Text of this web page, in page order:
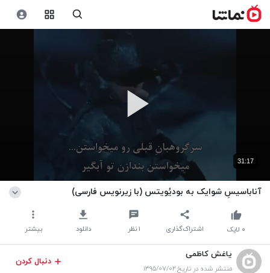
31:17
آناباسیسِ شوایک به بودیُویتس (با زیرنویس فارسی)
اشتراک‌گذاری ۱ نظر دانلود بیشتر ۰ لایک
یاغش کاظمی
منتشر شده در تاریخ ۱۳۹۵/۰۷/۰۲
دنبال کردن